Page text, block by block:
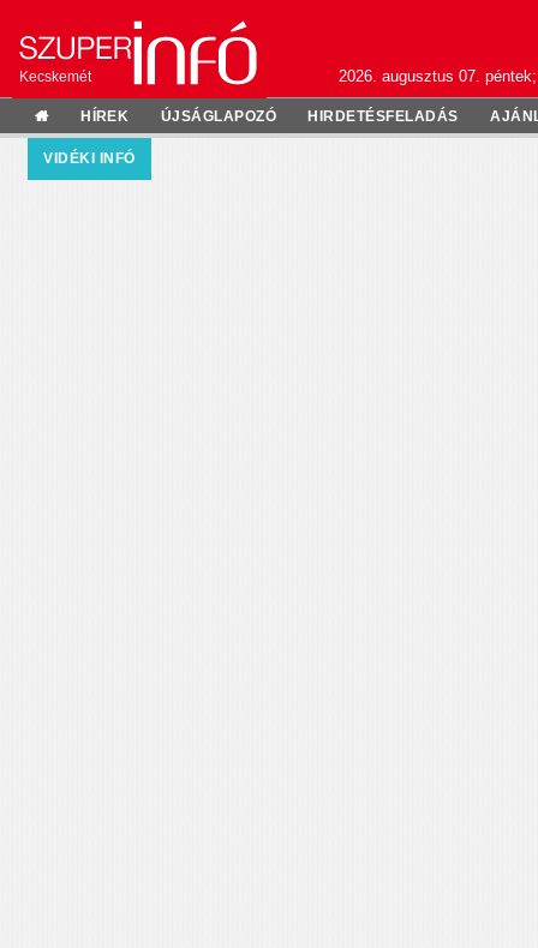
Kecskemét 2026. augusztus 07.
HÍREK ÚJSÁGLAPOZÓ HIRDETÉSFELADÁS
VIDÉKI INFÓ